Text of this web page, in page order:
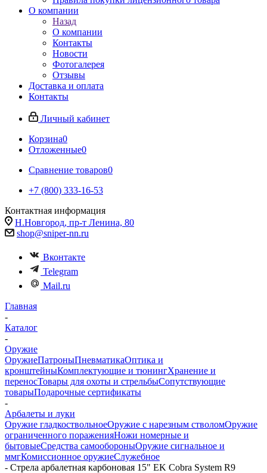
О компании
Назад
О компании
Контакты
Новости
Фотогалерея
Отзывы
Доставка и оплата
Контакты
Личный кабинет
Корзина0
Отложенные0
Сравнение товаров0
+7 (800) 333-16-53
Контактная информация
Н.Новгород, пр-т Ленина, 80
shop@sniper-nn.ru
Вконтакте
Telegram
Mail.ru
Главная
-
Каталог
-
Оружие
ОружиеПатроныПневматикаОптика и
кронштейныКомплектующие и тюнингХранение и
переносТовары для охоты и стрельбыСопутствующие
товарыПодарочные сертификаты
-
Арбалеты и луки
Оружие гладкоствольноеОружие с нарезным стволомОружие
ограниченного пораженияНожи номерные и
бытовыеСредства самообороныОружие сигнальное и
ммгКомиссионное оружиеСлужебное
- Стрела арбалетная карбоновая 15" EK Cobra System R9